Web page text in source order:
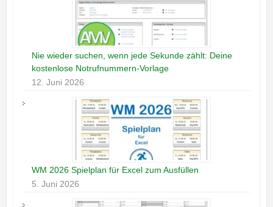
Nie wieder suchen, wenn jede Sekunde zählt: Deine
kostenlose Notrufnummern-Vorlage
12. Juni 2026
WM 2026 Spielplan für Excel zum Ausfüllen
5. Juni 2026